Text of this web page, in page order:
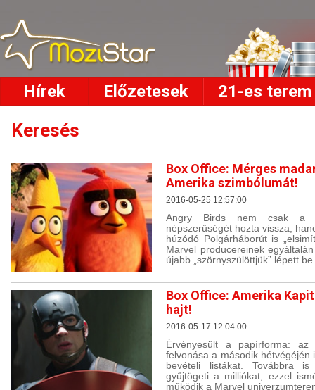
Hírek Előzetesek 21-es terem
Keresés
Box Office: Mérges
Amerika szimbólumát!
2016-05-25 12:57:00
Angry Birds nem csak a
népszerűségét hozta vissza,
húzódó Polgárháborút is
Marvel producereinek
újabb „szörnyszülöttjük” lépett
Box Office: Amerika
hajt!
2016-05-17 12:04:00
Érvényesült a papírforma: az
felvonása a második
bevételi listákat. Továbbra
gyűjtögeti a milliókat, ezzel
működik a Marvel